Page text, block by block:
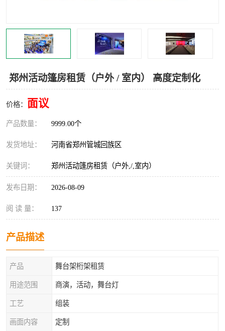
郑州活动篷房租赁（户外 / 室内） 高度定制化
价格： 面议
产品数量： 9999.00个
发货地址： 河南省郑州管城回族区
关键词： 郑州活动篷房租赁（户外,/,室内）
发布日期： 2026-08-09
阅 读 量： 137
产品描述
产品 舞台架桁架租赁
用途范围 商演，活动，舞台灯
工艺 组装
画面内容 定制